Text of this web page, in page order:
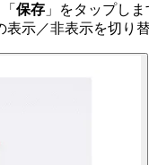
保存 」をタップしま
示／非表示を切り